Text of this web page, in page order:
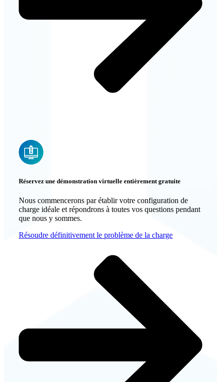
Réservez une démonstration virtuelle entièrement gratuite
Nous commencerons par établir votre configuration de
charge idéale et répondrons à toutes vos questions pendant
que nous y sommes.
Résoudre définitivement le problème de la charge